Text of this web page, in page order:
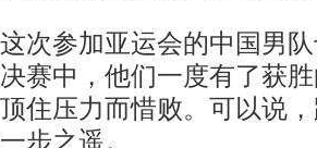
参加亚运会的中国男队
赛中，他们一度有了获
住压力而惜败。可以说
步之遥。